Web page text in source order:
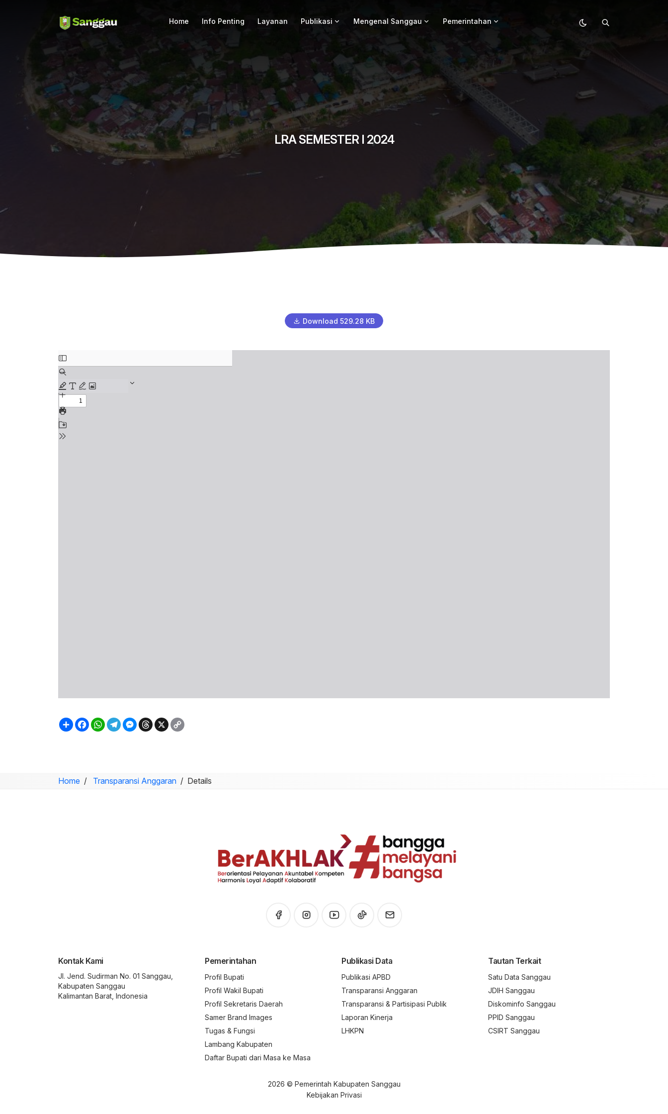
Home Info Penting Layanan Publikasi Mengenal Sanggau Pemerintahan
LRA SEMESTER I 2024
Download 529.28 KB
SambungFacebook
WhatsApp
TelegramMessenger
Threads
X
Home Transparansi Anggaran Details
Kontak Kami
Jl. Jend. Sudirman No. 01 Sanggau,
Kabupaten Sanggau
Kalimantan Barat, Indonesia
Pemerintahan
Profil Bupati
Profil Wakil Bupati
Profil Sekretaris Daerah
Samer Brand Images
Tugas & Fungsi
Lambang Kabupaten
Daftar Bupati dari Masa ke Masa
Publikasi Data
Publikasi APBD
Transparansi Anggaran
Transparansi & Partisipasi Publik
Laporan Kinerja
LHKPN
Tautan Terkait
Satu Data Sanggau
JDIH Sanggau
Diskominfo Sanggau
PPID Sanggau
CSIRT Sanggau
2026 © Pemerintah Kabupaten Sanggau
Kebijakan Privasi